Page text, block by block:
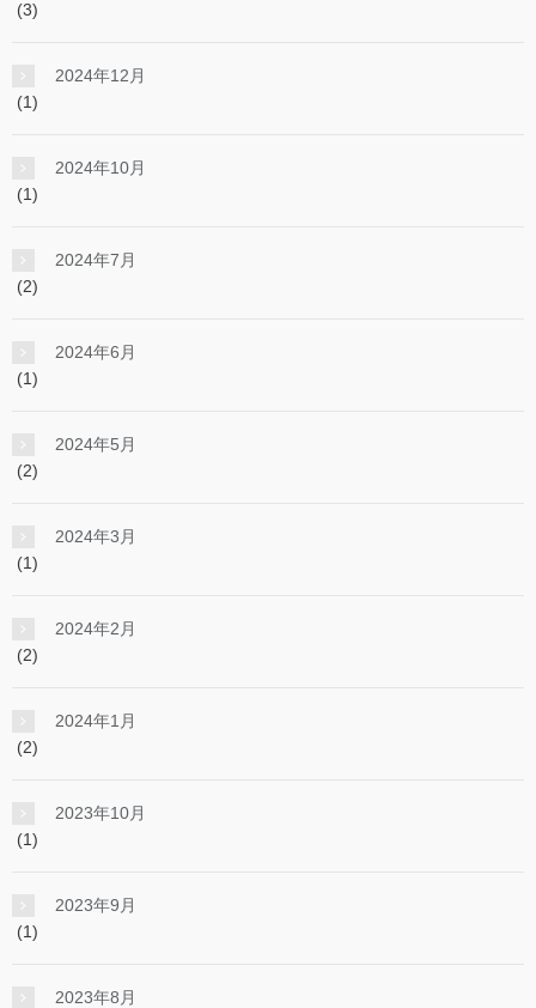
(3)
2024年12月
(1)
2024年10月
(1)
2024年7月
(2)
2024年6月
(1)
2024年5月
(2)
2024年3月
(1)
2024年2月
(2)
2024年1月
(2)
2023年10月
(1)
2023年9月
(1)
2023年8月